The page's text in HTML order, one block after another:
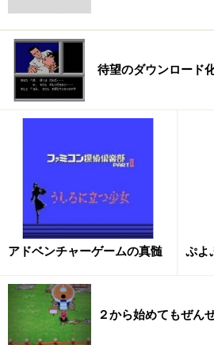
※記事内容は執筆時点のものです。最新
い。
Amazonでニンテンドー DS・
楽天市場でニンテンドー DS・
待望のダウンロード
アドベンチャーゲームの真髄 ぷよ
２から始めてもぜん